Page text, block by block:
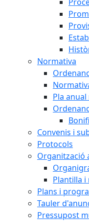
Normativa
Pla
Convenis i
Protocols
Organització
Plantilla
Plans i
Tauler
Pressupost